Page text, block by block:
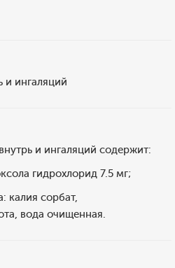
и ингаляций
и ингаляций содержит:
гидрохлорид 7.5 мг;
калия сорбат,
вода очищенная.